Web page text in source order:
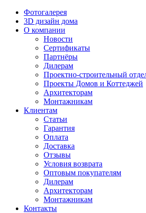
Фотогалерея
3D дизайн дома
О компании
Новости
Сертификаты
Партнёры
Дилерам
Проектно-строительный
Проекты Домов и Коттеджей
Архитекторам
Монтажникам
Клиентам
Статьи
Гарантия
Оплата
Доставка
Отзывы
Условия возврата
Оптовым покупателям
Дилерам
Архитекторам
Монтажникам
Контакты